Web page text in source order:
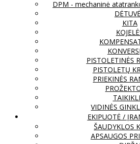
DPM - mechaninė
KITA
PISTOLETINĖS
PISTOLETŲ
PRIEKINĖS
VIDINĖS
EKIPUOTĖ /
ŠAUDYKLOS
APSAUGOS